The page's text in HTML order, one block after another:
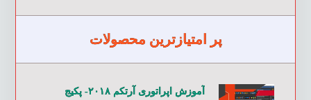
پر امتیازترین محصولات
آموزش اپراتوری آرتکم ۲۰۱۸- پکیج